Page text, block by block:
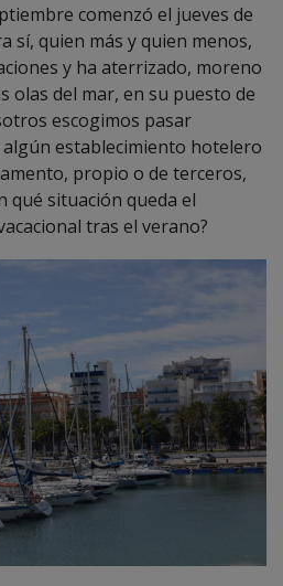
comenzó el jueves de
sí, quien más y quien menos,
y ha aterrizado, moreno
olas del mar, en su puesto de
escogimos pasar
establecimiento hotelero
propio o de terceros,
qué situación queda el
tras el verano?